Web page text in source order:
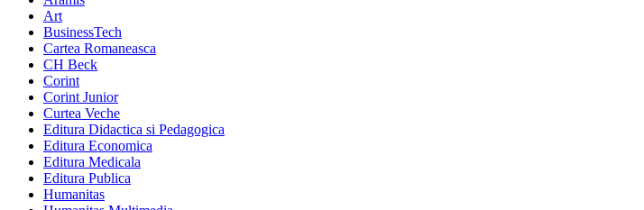
Art
BusinessTech
Cartea Romaneasca
CH Beck
Corint
Corint Junior
Curtea Veche
Editura Didactica si Pedagogica
Editura Economica
Editura Medicala
Editura Publica
Humanitas